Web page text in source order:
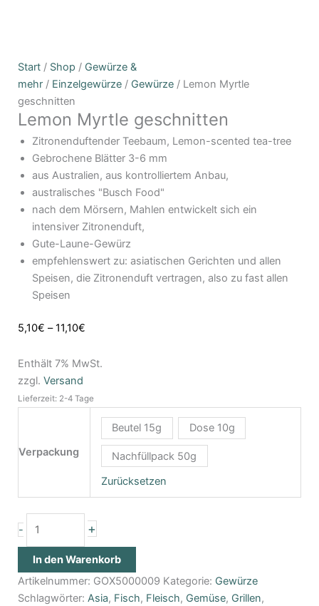
Start / Shop / Gewürze &
mehr / Einzelgewürze / Gewürze / Lemon Myrtle
geschnitten
Lemon Myrtle geschnitten
Zitronenduftender Teebaum, Lemon-scented tea-tree
Gebrochene Blätter 3-6 mm
aus Australien, aus kontrolliertem Anbau,
australisches "Busch Food"
nach dem Mörsern, Mahlen entwickelt sich ein
intensiver Zitronenduft,
Gute-Laune-Gewürz
empfehlenswert zu: asiatischen Gerichten und allen
Speisen, die Zitronenduft vertragen, also zu fast allen
Speisen
5,10€ –11,10€
Preisspanne:
5,10€
11,10€
Enthält 7% MwSt.
zzgl. Versand
Lieferzeit: 2-4 Tage
Verpackung
Beutel 15g Dose 10g
Nachfüllpack 50g
Zurücksetzen
-
Lemon
Myrtle
geschnitten
Menge
+
In den Warenkorb
Artikelnummer: GOX5000009 Kategorie: Gewürze
Schlagwörter: Asia, Fisch, Fleisch, Gemüse, Grillen,